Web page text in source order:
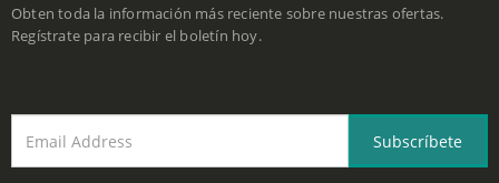
Regístrate para recibir el boletín hoy.